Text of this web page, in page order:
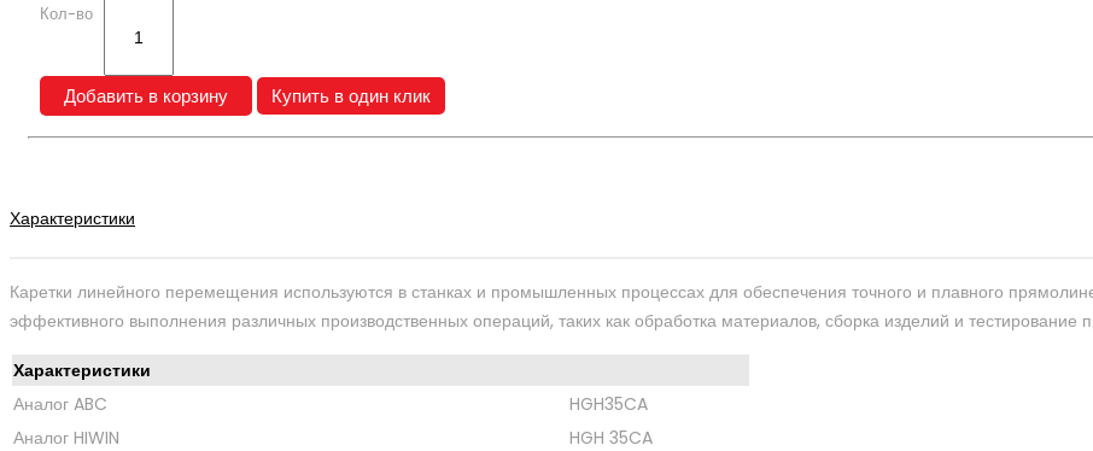
Кол-во
Добавить в корзину Купить в один клик
Характеристики
Каретки линейного перемещения используются в станках и промышленных процессах для обеспечения точного и плавного
эффективного выполнения различных производственных операций, таких как обработка материалов, сборка изделий и тестирование
Характеристики
Аналог ABC
HGH35CA
Аналог HIWIN
HGH 35CA